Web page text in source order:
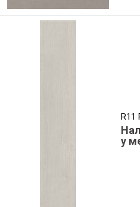
R11
у